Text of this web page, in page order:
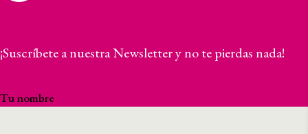
¡Suscríbete a nuestra Newsletter y no te pierdas nada!
Tu nombre